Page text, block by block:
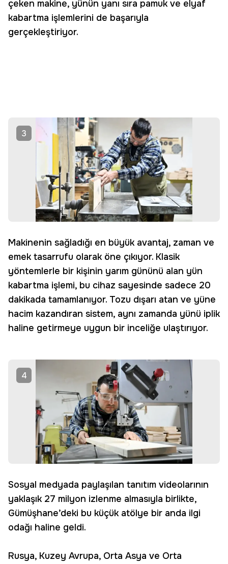
çeken makine, yünün yanı sıra pamuk ve elyaf
kabartma işlemlerini de başarıyla
gerçekleştiriyor.
3
Makinenin sağladığı en büyük avantaj, zaman ve
emek tasarrufu olarak öne çıkıyor. Klasik
yöntemlerle bir kişinin yarım gününü alan yün
kabartma işlemi, bu cihaz sayesinde sadece 20
dakikada tamamlanıyor. Tozu dışarı atan ve yüne
hacim kazandıran sistem, aynı zamanda yünü iplik
haline getirmeye uygun bir inceliğe ulaştırıyor.
4
Sosyal medyada paylaşılan tanıtım videolarının
yaklaşık 27 milyon izlenme almasıyla birlikte,
Gümüşhane’deki bu küçük atölye bir anda ilgi
odağı haline geldi.
Rusya, Kuzey Avrupa, Orta Asya ve Orta